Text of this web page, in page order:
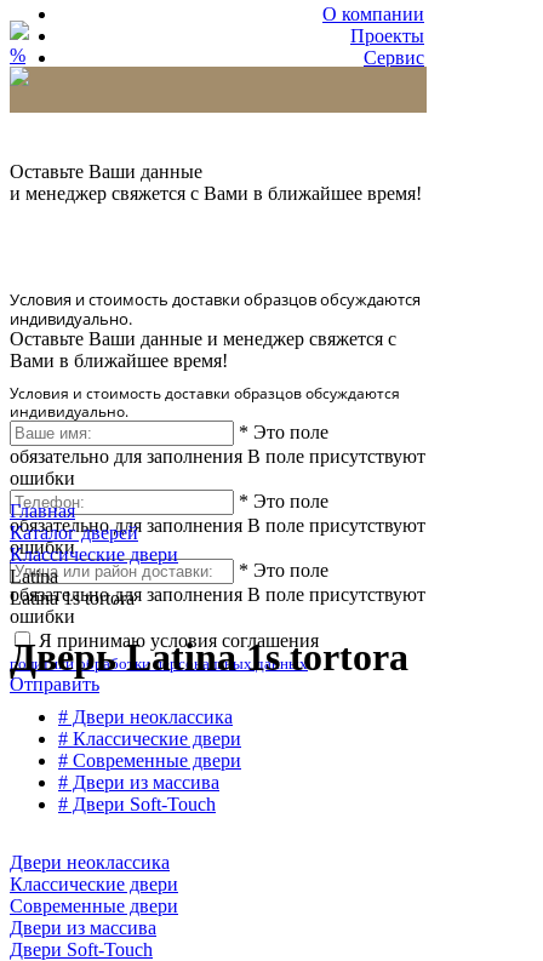
О компании
Проекты
Сервис
%
Оставьте Ваши данные
и менеджер свяжется с Вами в ближайшее время!
Условия и стоимость доставки образцов обсуждаются
индивидуально.
Оставьте Ваши данные и менеджер свяжется с
Вами в ближайшее время!
Условия и стоимость доставки образцов обсуждаются
индивидуально.
* Это поле
обязательно для заполнения В поле присутствуют
ошибки
* Это поле
обязательно для заполнения В поле присутствуют
ошибки
* Это поле
обязательно для заполнения В поле присутствуют
ошибки
Я принимаю условия соглашения
политики обработки персональных данных
Отправить
Главная
Каталог дверей
Классические двери
Latina
Latina 1s tortora
Дверь Latina 1s tortora
# Двери неоклассика
# Классические двери
# Современные двери
# Двери из массива
# Двери Soft-Touch
Двери неоклассика
Классические двери
Современные двери
Двери из массива
Двери Soft-Touch